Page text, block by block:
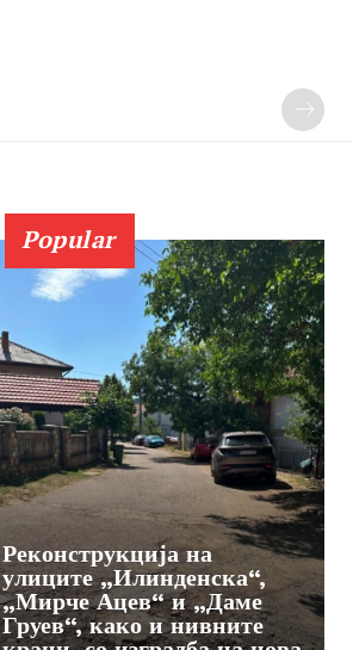
Popular
Реконструкција на
улиците „Илинденска“,
„Мирче Ацев“ и „Даме
Груев“, како и нивните